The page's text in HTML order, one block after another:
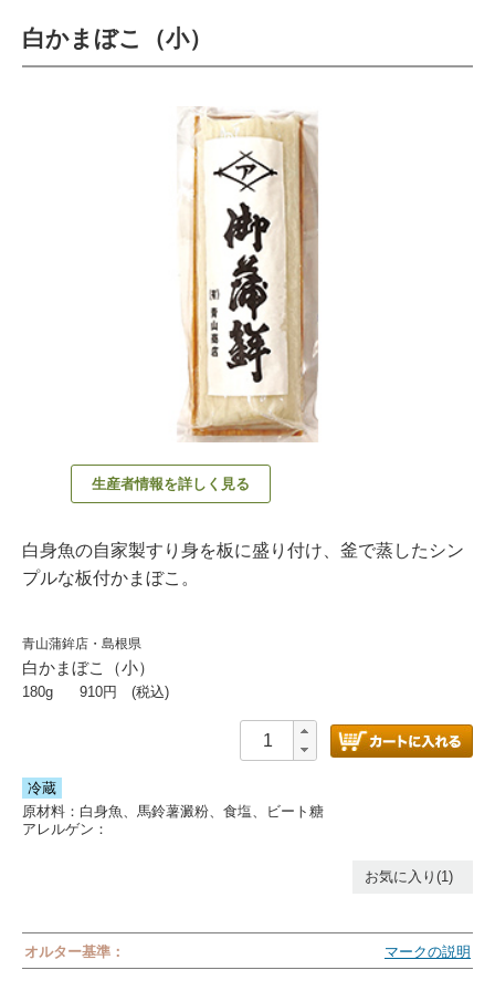
白かまぼこ（小）
生産者情報を詳しく見る
白身魚の自家製すり身を板に盛り付け、釜で蒸したシン
プルな板付かまぼこ。
青山蒲鉾店・島根県
白かまぼこ（小）
180g 910円 (税込)
冷蔵
原材料：白身魚、馬鈴薯澱粉、食塩、ビート糖
アレルゲン：
お気に入り(1)
オルター基準： マークの説明